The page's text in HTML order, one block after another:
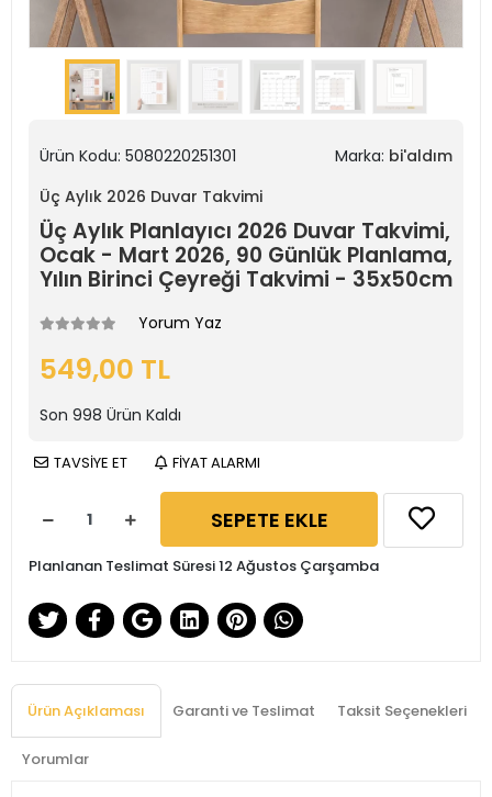
Ürün Kodu: 5080220251301 Marka: bi'aldım
Üç Aylık 2026 Duvar Takvimi
Üç Aylık Planlayıcı 2026 Duvar Takvimi,
Ocak - Mart 2026, 90 Günlük Planlama,
Yılın Birinci Çeyreği Takvimi - 35x50cm
Yorum Yaz
549,00 TL
Son 998 Ürün Kaldı
TAVSİYE ET FİYAT ALARMI
SEPETE EKLE
Planlanan Teslimat Süresi 12 Ağustos Çarşamba
Ürün Açıklaması Garanti ve Teslimat Taksit Seçenekleri
Yorumlar